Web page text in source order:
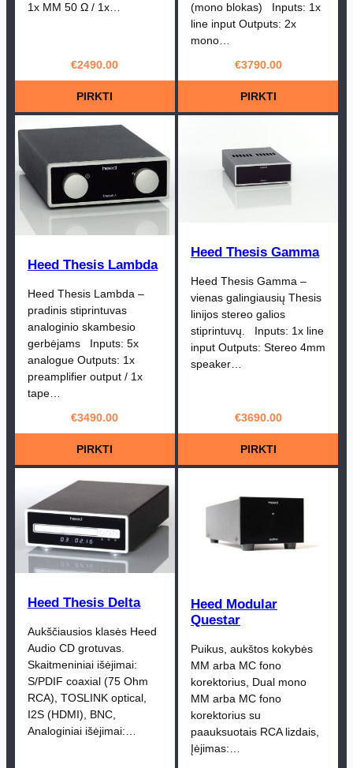
1x MM 50 Ω / 1x…
€2490.00
PIRKTI
(mono blokas) Inputs: 1x
line input Outputs: 2x
mono…
€3790.00
PIRKTI
Heed Thesis Lambda
Heed Thesis Lambda –
pradinis stiprintuvas
analoginio skambesio
gerbėjams Inputs: 5x
analogue Outputs: 1x
preamplifier output / 1x
tape…
€3490.00
PIRKTI
Heed Thesis Gamma
Heed Thesis Gamma –
vienas galingiausių Thesis
linijos stereo galios
stiprintuvų. Inputs: 1x line
input Outputs: Stereo 4mm
speaker…
€3690.00
PIRKTI
Heed Thesis Delta
Aukščiausios klasės Heed
Audio CD grotuvas.
Skaitmeniniai išėjimai:
S/PDIF coaxial (75 Ohm
RCA), TOSLINK optical,
I2S (HDMI), BNC,
Analoginiai išėjimai:…
Heed Modular
Questar
Puikus, aukštos kokybės
MM arba MC fono
korektorius, Dual mono
MM arba MC fono
korektorius su
paauksuotais RCA lizdais,
Įėjimas:…